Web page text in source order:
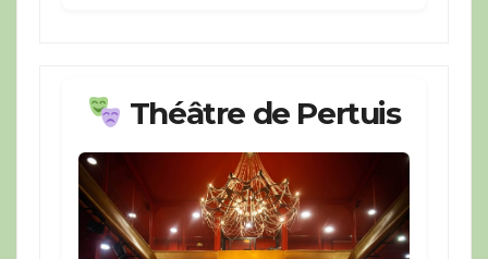
Théâtre de Pertuis